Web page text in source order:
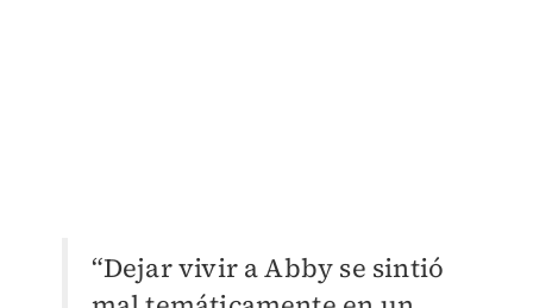
“Dejar vivir a Abby se sintió